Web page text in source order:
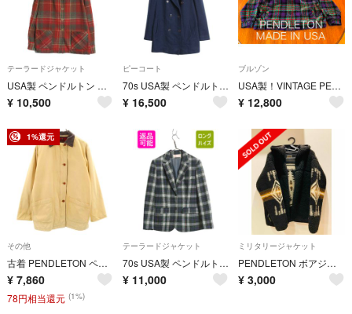
テーラードジャケット
USA製 ペンドルトン ウール テーラード ジャケット レディース L 古着 チェック ブレザー シャツ 素材 ボックス ブルゾン ジャンパー 薄手
¥ 10,500
ピーコート
70s USA製 ペンドルトン ダブルブレスト ウール コート 14 レディース XL 程/ ヴィンテージ ダブル ハーフ Pコート ジャケット トラッド 紺
¥ 16,500
ブルゾン
USA製！VINTAGE PENDLETON WOOL JACKET
¥ 12,800
1%還元
その他
古着 PENDLETON ペンドルトン 90s オールド ライナー付き ハンティングジャケット M ベージュ系 レディース
¥ 7,860
78円相当還元 (1%)
テーラードジャケット
70s USA製 ペンドルトン ツイード テーラード ジャケット レディース M 程/ ヴィンテージ チェック ウール ブレザー マルチカラー トラッド
¥ 11,000
ミリタリージャケット
PENDLETON ボアジャケット
¥ 3,000